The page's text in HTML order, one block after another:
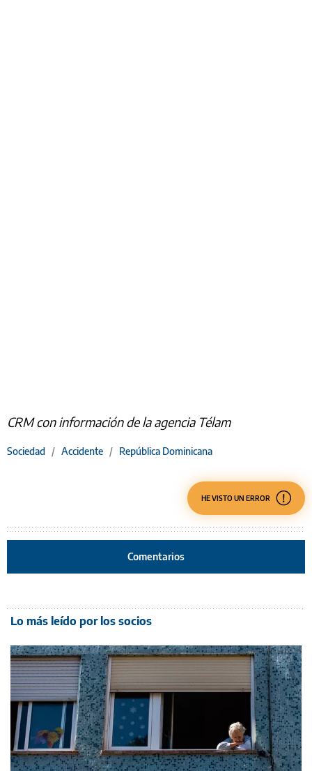
CRM con información de la agencia Télam
Sociedad / Accidente / República Dominicana
HE VISTO UN ERROR
Comentarios
Lo más leído por los socios